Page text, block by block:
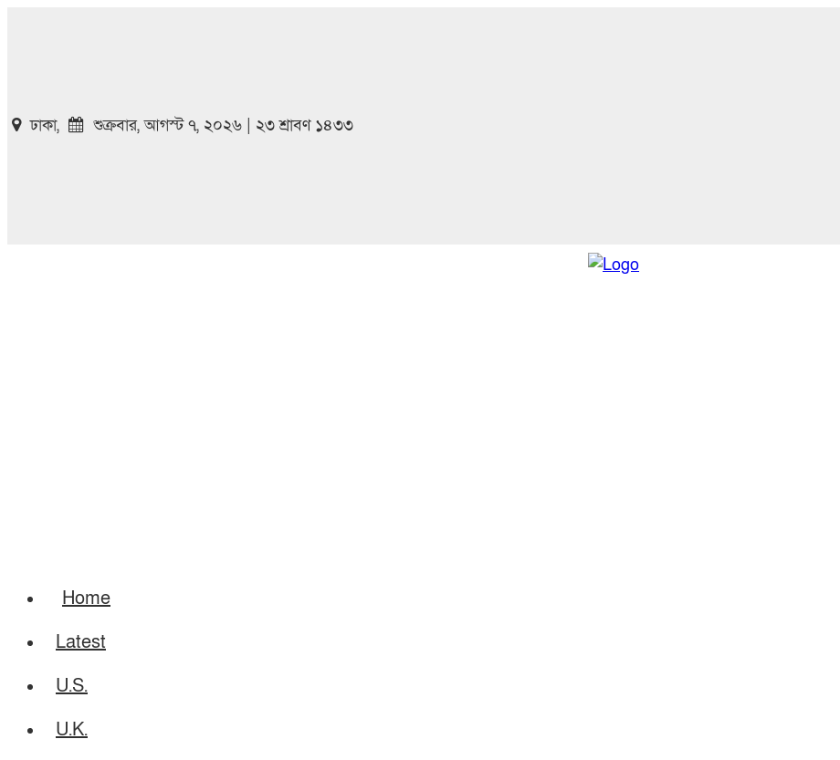
ঢাকা, শুক্রবার, আগস্ট ৭, ২০২৬ | ২৩ শ্রাবণ ১৪৩৩
Home
Latest
U.S.
U.K.